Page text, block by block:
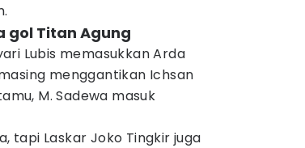
gol Titan Agung
Lubis memasukkan Arda
menggantikan Ichsan
M. Sadewa masuk
tapi Laskar Joko Tingkir juga